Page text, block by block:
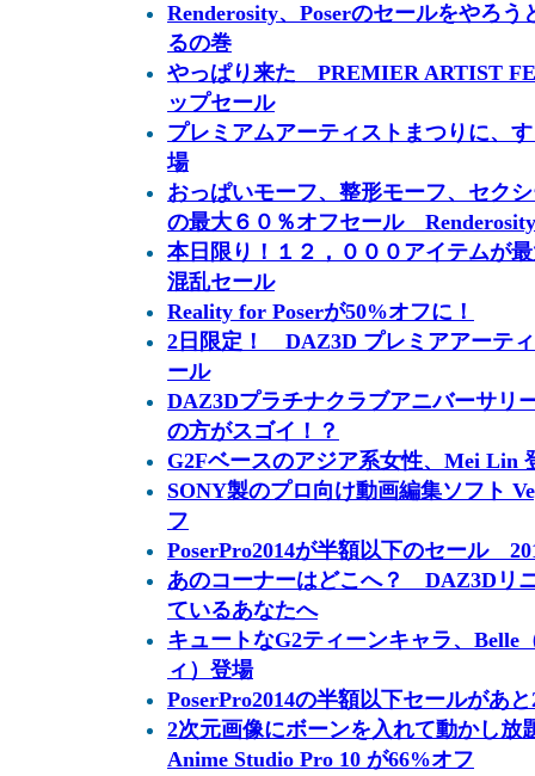
Renderosity、Poserのセールをやろ
るの巻
やっぱり来た PREMIER ARTIST
ップセール
プレミアムアーティストまつりに、
場
おっぱいモーフ、整形モーフ、セ
の最大６０％オフセール Renderosity
本日限り！１２，０００アイテムが
混乱セール
Reality for Poserが50%オフに！
2日限定！ DAZ3D プレミアアーテ
ール
DAZ3Dプラチナクラブアニバーサ
の方がスゴイ！？
G2Fベースのアジア系女性、Mei Lin
SONY製のプロ向け動画編集ソフト
フ
PoserPro2014が半額以下のセール
あのコーナーはどこへ？ DAZ3Dリ
ているあなたへ
キュートなG2ティーンキャラ、Belle
ィ）登場
PoserPro2014の半額以下セールがあ
2次元画像にボーンを入れて動かし放
Anime Studio Pro 10 が66%オフ